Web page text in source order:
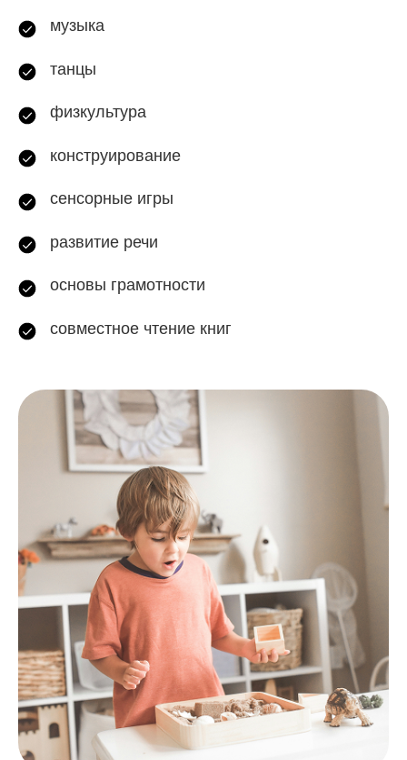
музыка
танцы
физкультура
конструирование
сенсорные игры
развитие речи
основы грамотности
совместное чтение книг